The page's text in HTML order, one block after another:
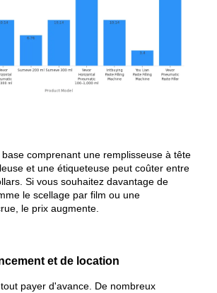
comprenant une remplisseuse à tête
et une étiqueteuse peut coûter entre
Si vous souhaitez davantage de
le scellage par film ou une
le prix augmente.
et de location
payer d'avance. De nombreux